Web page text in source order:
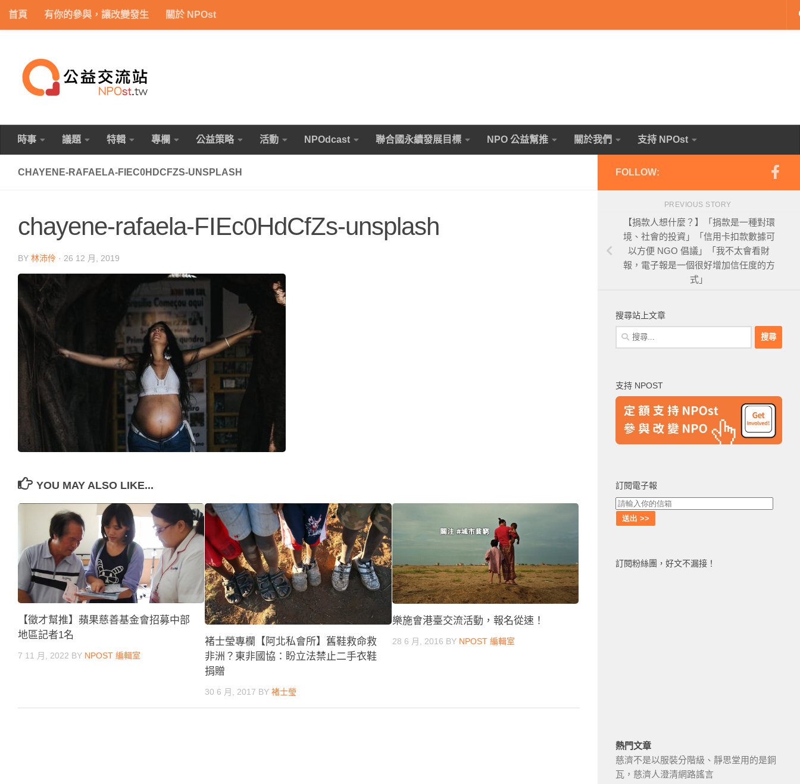
Skip to content
首頁 有你的參與，讓改變發生 關於 NPOst
時事 議題 特輯 專欄 公益策略 活動 NPOdcast 聯合國永續發展目標 NPO 公益幫推 關於我們 支持 NPOst
CHAYENE-RAFAELA-FIEC0HDCFZS-UNSPLASH
chayene-rafaela-FIEc0HdCfZs-unsplash
BY 林沛伶 · 26 12 月, 2019
YOU MAY ALSO LIKE...
【徵才幫推】蘋果慈善基金會招募中部
地區記者1名
7 11 月, 2022 BY NPOST 編輯室
褚士瑩專欄【阿北私會所】舊鞋救命救
非洲？東非國協：盼立法禁止二手衣鞋
捐贈
30 6 月, 2017 BY褚士瑩
樂施會港臺交流活動，報名從速！
28 6 月, 2016 BY NPOST 編輯室
FOLLOW:
PREVIOUS STORY
【捐款人想什麼？】「捐款是一種對環
境、社會的投資」「信用卡扣款數據可
以方便 NGO 倡議」「我不太會看財
報，電子報是一個很好增加信任度的方
式」
搜尋站上文章
搜
尋
字:
支持 NPOST
訂閱電子報
訂閱粉絲團，好文不漏接！
熱門文章
慈濟不是以服裝分階級、靜思堂用的是銅
瓦，慈濟人澄清網路謠言